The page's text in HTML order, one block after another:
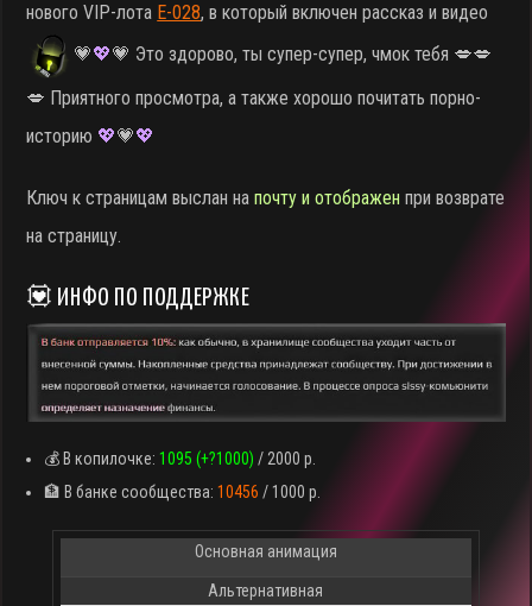
нового VIP-лота E-028, в который включен рассказ и видео
💗💖💗 Это здорово, ты супер-супер, чмок тебя 💋💋
💋 Приятного просмотра, а также хорошо почитать порно-
историю 💖💗💖
Ключ к страницам выслан напочту и отображен при возврате
на страницу.
💟 ИНФО ПО ПОДДЕРЖКЕ
💰 В копилочке:1095 (+?1000)/ 2000 р.
🏦 В банке сообщества:10456 / 1000 р.
Основная анимация
Альтернативная